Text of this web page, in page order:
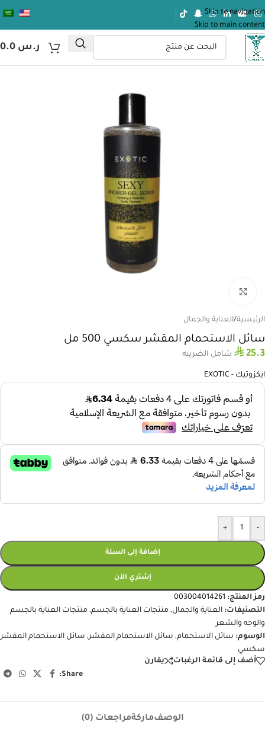
Skip to navigation
Skip to main content
ر.س
الرئيسية/العناية والجمال
سائل الاستحمام المقشر سكسي 500 مل
⃁ 25.3 شامل الضريبه
ايكزوتيك - EXOTIC
-
+
إضافة إلى السلة
إشتري الآن
رمز المنتج: 003004014261
التصنيفات: العناية والجمال, منتجات العناية بالجسم, منتجات العناية بالجسم
والوجه والشعر
الوسوم: سائل الاستحمام, سائل الاستحمام المقشر, سائل الاستحمام المقشر
سكسي
أضف إلى قائمة الرغبات
يقارن
Share:
الوصفماركةمراجعات (0)